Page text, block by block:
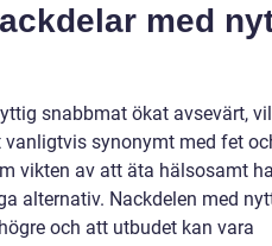
med
snabbmat ökat avsevärt,
synonymt med fet
vikten av att äta hälsosamt
alternativ. Nackdelen med
och att utbudet kan vara